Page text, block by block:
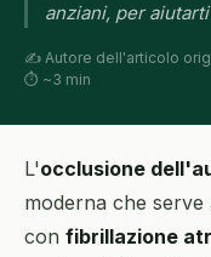
anziani, per
✍️ Autore dell'articolo
⏱ ~3 min
L'occlusione
moderna che
con fibrillazione